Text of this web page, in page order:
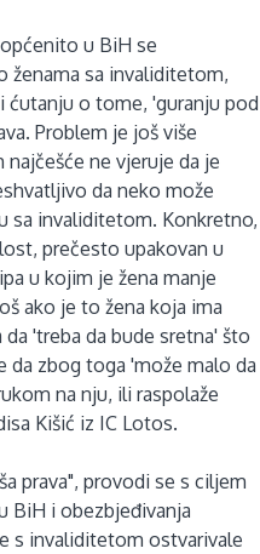
u BiH se
ženama sa invaliditetom,
ćutanju o tome, 'guranju pod
Problem je još više
ne vjeruje da je
da neko može
sa invaliditetom. Konkretno,
prečesto upakovan u
u kojim je žena manje
ako je to žena koja ima
'treba da bude sretna' što
da zbog toga 'može malo da
na nju, ili raspolaže
Kišić iz IC Lotos.
prava", provodi se s ciljem
BiH i obezbjeđivanja
s invaliditetom ostvarivale